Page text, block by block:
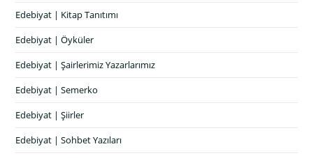
Edebiyat | Kitap Tanıtımı
Edebiyat | Öyküler
Edebiyat | Şairlerimiz Yazarlarımız
Edebiyat | Semerko
Edebiyat | Şiirler
Edebiyat | Sohbet Yazıları